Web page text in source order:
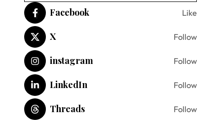
Facebook Like
X Follow
instagram Follow
LinkedIn Follow
Threads Follow